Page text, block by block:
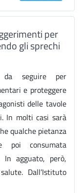
per
gli sprechi
da seguire per
e proteggere
delle tavole
In molti casi sarà
qualche pietanza
poi consumata
In agguato, però,
Dall’Istituto